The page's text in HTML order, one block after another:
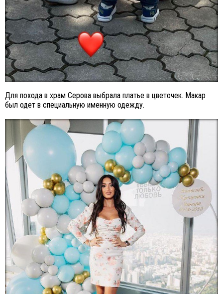
Для похода в храм Серова выбрала платье в цветочек. Макар
был одет в специальную именную одежду.